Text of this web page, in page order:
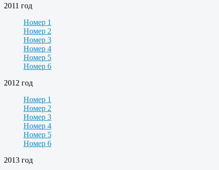
2011 год
Номер 1
Номер 2
Номер 3
Номер 4
Номер 5
Номер 6
2012 год
Номер 1
Номер 2
Номер 3
Номер 4
Номер 5
Номер 6
2013 год